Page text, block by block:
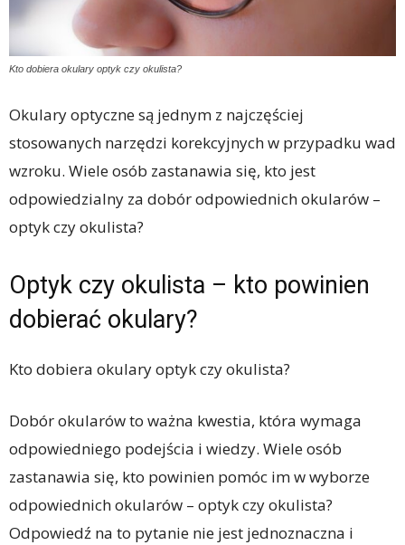
Kto dobiera okulary optyk czy okulista?
Okulary optyczne są jednym z najczęściej
stosowanych narzędzi korekcyjnych w przypadku wad
wzroku. Wiele osób zastanawia się, kto jest
odpowiedzialny za dobór odpowiednich okularów –
optyk czy okulista?
Optyk czy okulista – kto powinien
dobierać okulary?
Kto dobiera okulary optyk czy okulista?
Dobór okularów to ważna kwestia, która wymaga
odpowiedniego podejścia i wiedzy. Wiele osób
zastanawia się, kto powinien pomóc im w wyborze
odpowiednich okularów – optyk czy okulista?
Odpowiedź na to pytanie nie jest jednoznaczna i